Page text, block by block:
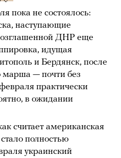
пока не состоялось:
наступающие
ДНР еще
идущая
и Бердянск, после
марша — почти без
практически
в ожидании
считает американская
полностью
украинский